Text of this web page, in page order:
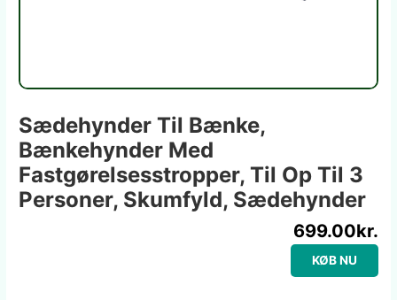
Sædehynder Til Bænke,
Bænkehynder Med
Fastgørelsesstropper, Til Op Til 3
Personer, Skumfyld, Sædehynder
699.00kr.
KØB NU